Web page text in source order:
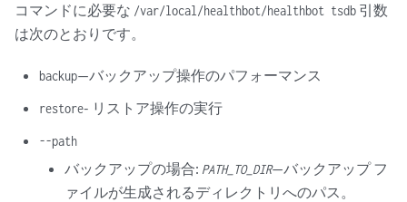
コマンドに必要な /var/local/healthbot/healthbot tsdb 引数
は次のとおりです。
backup—バックアップ操作のパフォーマンス
restore- リストア操作の実行
--path
バックアップの場合: PATH_TO_DIR—バックアップ フ
ァイルが生成されるディレクトリへのパス。